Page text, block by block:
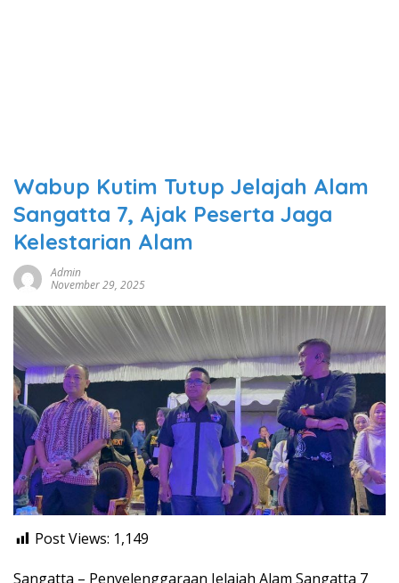
Wabup Kutim Tutup Jelajah Alam
Sangatta 7, Ajak Peserta Jaga
Kelestarian Alam
Admin
November 29, 2025
Post Views: 1,149
Sangatta – Penyelenggaraan Jelajah Alam Sangatta 7